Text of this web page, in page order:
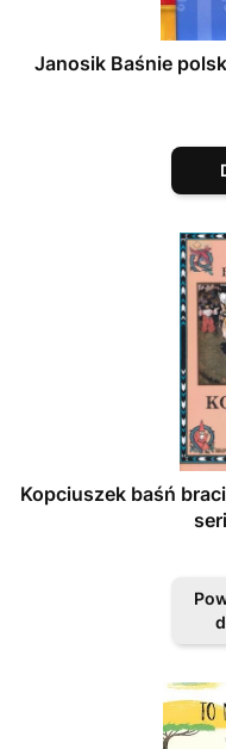
Janosik Baśnie
Kopciuszek baśń